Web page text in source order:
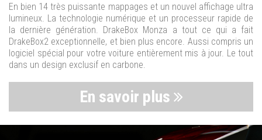
En bien 14 très puissante mappages et un nouvel affichage ultra
lumineux. La technologie numérique et un processeur rapide de
la dernière génération. DrakeBox Monza a tout ce qui a fait
DrakeBox2 exceptionnelle, et bien plus encore. Aussi compris un
logiciel spécial pour votre voiture entièrement mis à jour. Le tout
dans un design exclusif en carbone.
En savoir plus